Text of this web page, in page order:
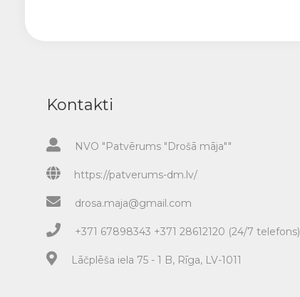
Kontakti
NVO "Patvērums "Drošā māja""
https://patverums-dm.lv/
drosa.maja@gmail.com
+371 67898343 +371 28612120 (24/7 telefons)
Lāčplēša iela 75 - 1 B, Rīga, LV-1011